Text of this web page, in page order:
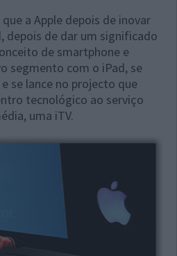
a Apple depois de inovar
depois de dar um significado
de smartphone e
segmento com o iPad, se
se lance no projecto que
tecnológico ao serviço
uma iTV.